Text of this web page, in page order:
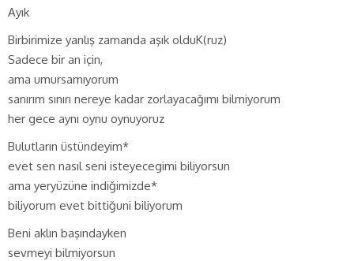
Ayık
Birbirimize yanlış zamanda aşık olduK(ruz)
Sadece bir an için,
ama umursamıyorum
sanırım sınırı nereye kadar zorlayacağımı bilmiyorum
her gece aynı oynu oynuyoruz
Bulutların üstündeyim*
evet sen nasıl seni isteyecegimi biliyorsun
ama yeryüzüne indiğimizde*
biliyorum evet bittiğuni biliyorum
Beni aklın başındayken
sevmeyi bilmiyorsun